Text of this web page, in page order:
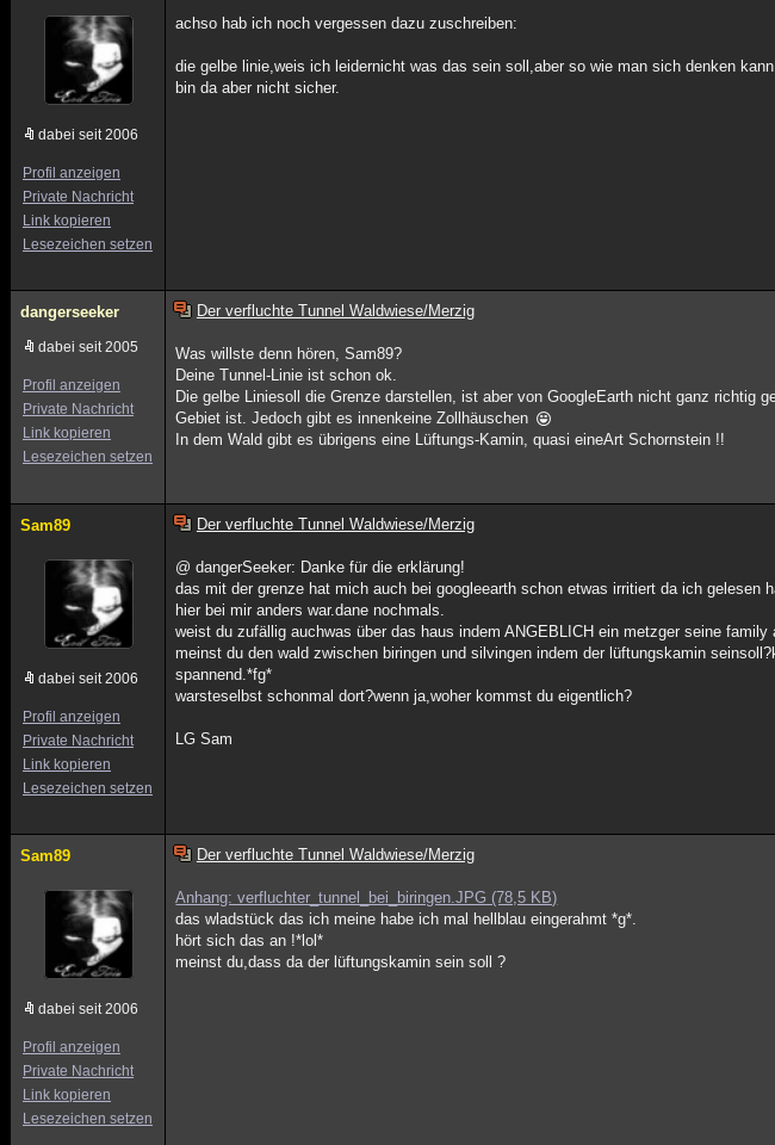
dabei seit 2006
Profil anzeigen
Private Nachricht
Link kopieren
Lesezeichen setzen
achso hab ich noch vergessen dazu zuschreiben:
die gelbe linie,weis ich leidernicht was das sein soll,aber so wie man sich denken
bin da aber nicht sicher.
dangerseeker
dabei seit 2005
Profil anzeigen
Private Nachricht
Link kopieren
Lesezeichen setzen
Der verfluchte Tunnel Waldwiese/Merzig
Was willste denn hören, Sam89?
Deine Tunnel-Linie ist schon ok.
Die gelbe Liniesoll die Grenze darstellen, ist aber von GoogleEarth nicht ganz richtig
Gebiet ist. Jedoch gibt es innenkeine Zollhäuschen
In dem Wald gibt es übrigens eine Lüftungs-Kamin, quasi eineArt Schornstein !!
Sam89
dabei seit 2006
Profil anzeigen
Private Nachricht
Link kopieren
Lesezeichen setzen
Der verfluchte Tunnel Waldwiese/Merzig
@ dangerSeeker: Danke für die erklärung!
das mit der grenze hat mich auch bei googleearth schon etwas irritiert da ich gelesen
hier bei mir anders war.dane nochmals.
weist du zufällig auchwas über das haus indem ANGEBLICH ein metzger seine
meinst du den wald zwischen biringen und silvingen indem der lüftungskamin
spannend.*fg*
warsteselbst schonmal dort?wenn ja,woher kommst du eigentlich?
LG Sam
Sam89
dabei seit 2006
Profil anzeigen
Private Nachricht
Link kopieren
Lesezeichen setzen
Der verfluchte Tunnel Waldwiese/Merzig
Anhang: verfluchter_tunnel_bei_biringen.JPG (78,5 KB)
das wladstück das ich meine habe ich mal hellblau eingerahmt *g*.
hört sich das an !*lol*
meinst du,dass da der lüftungskamin sein soll ?